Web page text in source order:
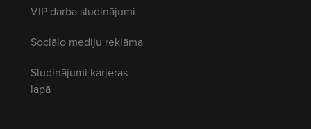
VIP darba sludinājumi
Sociālo mediju reklāma
Sludinājumi karjeras
lapā